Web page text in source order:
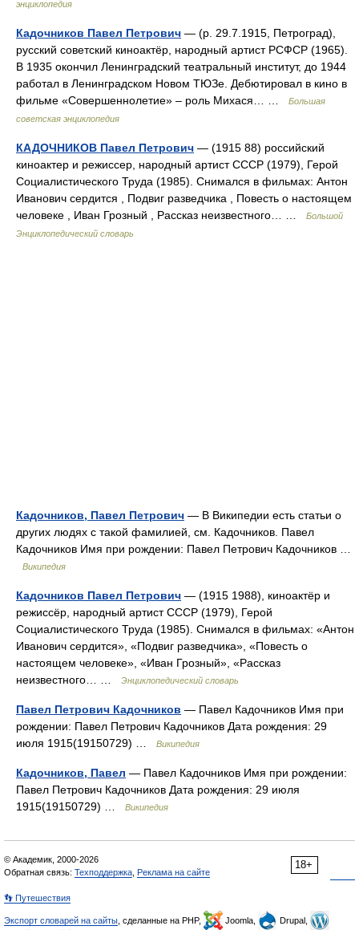
энциклопедия
Кадочников Павел Петрович — (р. 29.7.1915, Петроград),
русский советский киноактёр, народный артист РСФСР (1965).
В 1935 окончил Ленинградский театральный институт, до 1944
работал в Ленинградском Новом ТЮЗе. Дебютировал в кино в
фильме «Совершеннолетие» ‒ роль Михася… …
Большая
советская энциклопедия
КАДОЧНИКОВ Павел Петрович — (1915 88) российский
киноактер и режиссер, народный артист СССР (1979), Герой
Социалистического Труда (1985). Снимался в фильмах: Антон
Иванович сердится , Подвиг разведчика , Повесть о настоящем
человеке , Иван Грозный , Рассказ неизвестного… …
Большой
Энциклопедический словарь
Кадочников, Павел Петрович — В Википедии есть статьи о
других людях с такой фамилией, см. Кадочников. Павел
Кадочников Имя при рождении: Павел Петрович Кадочников …
Википедия
Кадочников Павел Петрович — (1915 1988), киноактёр и
режиссёр, народный артист СССР (1979), Герой
Социалистического Труда (1985). Снимался в фильмах: «Антон
Иванович сердится», «Подвиг разведчика», «Повесть о
настоящем человеке», «Иван Грозный», «Рассказ
неизвестного… …
Энциклопедический словарь
Павел Петрович Кадочников — Павел Кадочников Имя при
рождении: Павел Петрович Кадочников Дата рождения: 29
июля 1915(19150729) …
Википедия
Кадочников, Павел — Павел Кадочников Имя при рождении:
Павел Петрович Кадочников Дата рождения: 29 июля
1915(19150729) …
Википедия
18+
© Академик, 2000-2026
Обратная связь: Техподдержка Реклама на сайте
👣 Путешествия
Экспорт словарей на сайты , сделанные на PHP, Joomla,
Drupal,